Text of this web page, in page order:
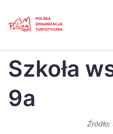
Polski
Dansk
Szkoła
9a